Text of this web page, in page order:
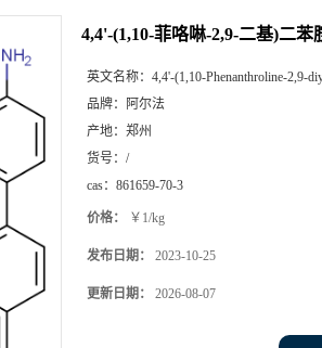
4,4'-(1,10-菲咯啉-2,9-二基)二苯
英文名称： 4,4'-(1,10-Phenanthroline-2,9-
品牌：
阿尔法
产地： 郑州
货号： /
cas： 861659-70-3
价格： ￥1/kg
发布日期： 2023-10-25
更新日期： 2026-08-07